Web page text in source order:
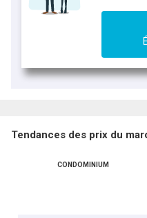
Tendances des prix du
CONDOMINIUM